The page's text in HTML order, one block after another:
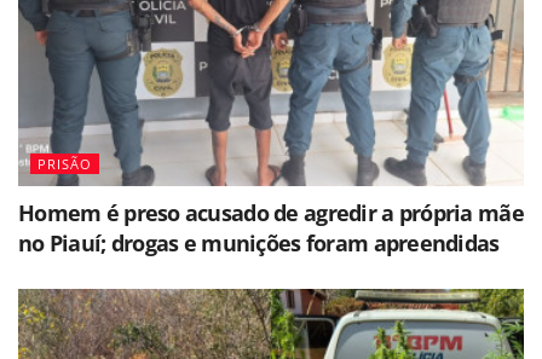
PRISÃO
Homem é preso acusado de agredir a própria mãe
no Piauí; drogas e munições foram apreendidas